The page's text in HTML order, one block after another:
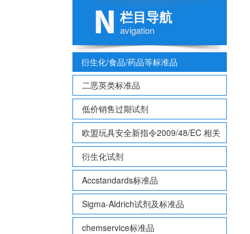
栏目导航
avigation
衍生化/食品/药品等标准品
二恶英类标准品
低价销售过期试剂
欧盟玩具安全新指令2009/48/EC 相关
致敏性香味剂标准品
衍生化试剂
Accstandards标准品
Sigma-Aldrich试剂及标准品
chemservice标准品